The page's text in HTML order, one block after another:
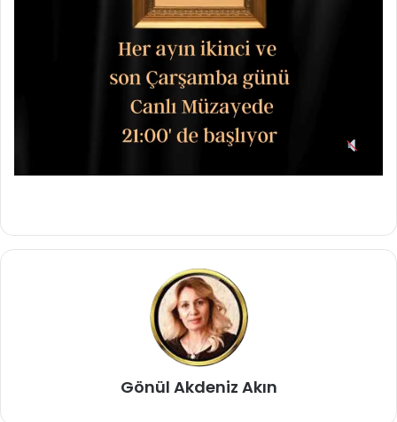
Gönül Akdeniz Akın